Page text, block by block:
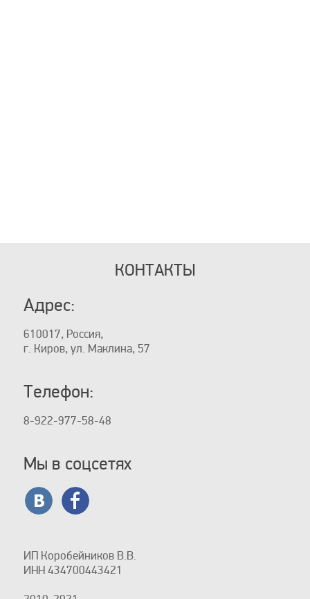
КОНТАКТЫ
Адрес:
610017, Россия,
г. Киров, ул. Маклина, 57
Телефон:
8-922-977-58-48
Мы в соцсетях
ИП Коробейников В.В.
ИНН 434700443421